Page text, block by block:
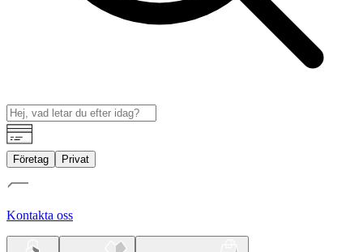
Företag Privat
Kontakta oss